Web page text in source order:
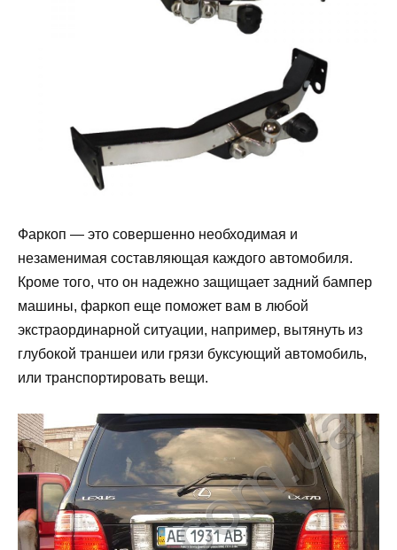
Фаркоп — это совершенно необходимая и
незаменимая составляющая каждого автомобиля.
Кроме того, что он надежно защищает задний бампер
машины, фаркоп еще поможет вам в любой
экстраординарной ситуации, например, вытянуть из
глубокой траншеи или грязи буксующий автомобиль,
или транспортировать вещи.